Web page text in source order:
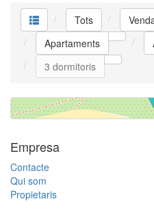
Tots
Apartaments
3 dormitoris
Calpe
3 dormitoris
Ref. VDB90
Empresa
Contacte
Qui som
Propietaris